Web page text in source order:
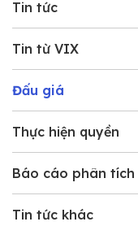
Tin tức
Tin từ VIX
Đấu giá
Thực hiện quyền
Báo cáo phân tích
Tin tức khác